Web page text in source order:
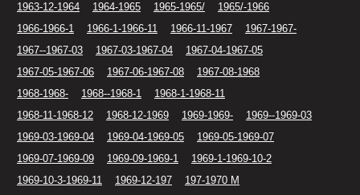
1963-12-1964
1964-1965 1965-1965/
1965/-1966
1966-1966-1
1966-1-1966-11 1966-11-1967
1967-1967-
1967--1967-03
1967-03-1967-04
1967-04-1967-05
1967-05-1967-06
1967-06-1967-08
1967-08-1968
1968-1968-
1968--1968-1
1968-1-1968-11
1968-11-1968-12
1968-12-1969 1969-1969-
1969--1969-03
1969-03-1969-04
1969-04-1969-05
1969-05-1969-07
1969-07-1969-09
1969-09-1969-1
1969-1-1969-10-2
1969-10-3-1969-11
1969-12-197
197-1970 M